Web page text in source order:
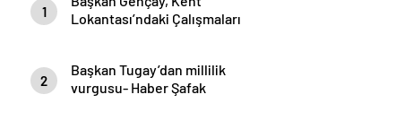
1
Lokantası’ndaki Çalışmaları
2
Başkan Tugay’dan millilik
vurgusu- Haber Şafak